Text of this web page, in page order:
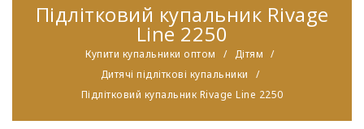
Підлітковий купальник Rivage
Line 2250
Купити купальники оптом
Дітям
Дитячі підліткові купальники
Підлітковий купальник Rivage Line 2250